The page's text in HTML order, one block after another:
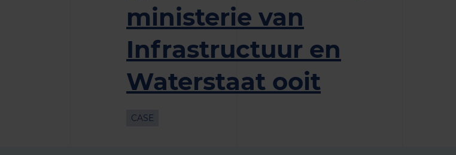
ministerie van
Infrastructuur en
Waterstaat ooit
CASE